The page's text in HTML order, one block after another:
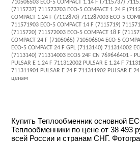
710506503 ECO-5 COMPACT 1.14 F (7115737)
(7115737) 711573703 ECO-5 COMPACT 1.24 F
COMPACT 1.24 F (7112870) 711287003 ECO-5
711571903 ECO-5 COMPACT 14 F (7115719)
(7115720) 711572003 ECO-5 COMPACT 18 F
COMPACT 24 F (7105065) 710506504 ECO-5
ECO-5 COMPACT 24 F GPL (7113140) 711314002
(7113140) 711314003 ECO5 24F CN 769646401 -
PULSAR E 1.24 F 711312002 PULSAR E 1.24 F
711311901 PULSAR E 24 F 711311902 PULSAR E
ценам
Купить Теплообменник основной
Теплообменники по цене от 38 493
всей России и странам СНГ.